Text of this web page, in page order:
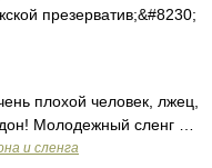
презерватив;&#8230;
плохой человек, лжец,
Молодежный сленг …
и сленга